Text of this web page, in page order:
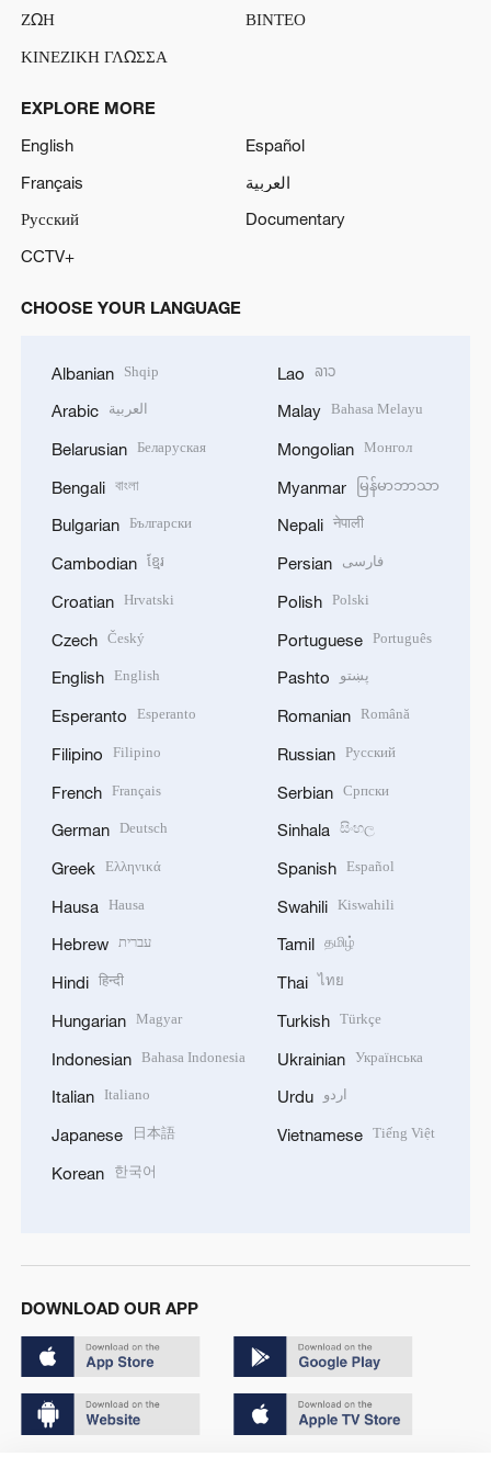
ΖΩΗ
ΒΙΝΤΕΟ
ΚΙΝΕΖΙΚΗ ΓΛΩΣΣΑ
EXPLORE MORE
English
Español
Français
العربية
Русский
Documentary
CCTV+
CHOOSE YOUR LANGUAGE
Albanian Shqip
Arabic العربية
Belarusian Беларуская
Bengali বাংলা
Bulgarian Български
Cambodian ខ្មែរ
Croatian Hrvatski
Czech Český
English English
Esperanto Esperanto
Filipino Filipino
French Français
German Deutsch
Greek Ελληνικά
Hausa Hausa
Hebrew עברית
Hindi हिन्दी
Hungarian Magyar
Indonesian Bahasa Indonesia
Italian Italiano
Japanese 日本語
Korean 한국어
Lao ລາວ
Malay Bahasa Melayu
Mongolian Монгол
Myanmar မြန်မာဘာသာ
Nepali नेपाली
Persian فارسی
Polish Polski
Portuguese Português
Pashto پښتو
Romanian Română
Russian Русский
Serbian Српски
Sinhala සිංහල
Spanish Español
Swahili Kiswahili
Tamil தமிழ்
Thai ไทย
Turkish Türkçe
Ukrainian Українська
Urdu اردو
Vietnamese Tiếng Việt
DOWNLOAD OUR APP